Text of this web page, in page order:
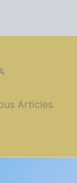
Articles.